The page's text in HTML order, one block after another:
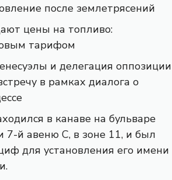
после землетрясений
цены на топливо:
тарифом
и делегация оппозиции
в рамках диалога о
в канаве на бульваре
7-й авеню С, в зоне 11, и был
для установления его имени